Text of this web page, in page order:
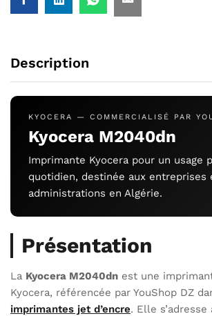
Description
KYOCERA — COMMERCIALISÉ PAR
Kyocera M2040dn
Imprimante Kyocera pour un usage
quotidien, destinée aux entreprises
administrations en Algérie.
Présentation
La Kyocera M2040dn est une
Kyocera, référencée par YouShop DZ
imprimantes jet d’encre. Elle